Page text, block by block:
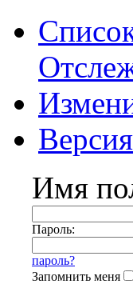
Имя
Пароль:
пароль?
Запомнить меня